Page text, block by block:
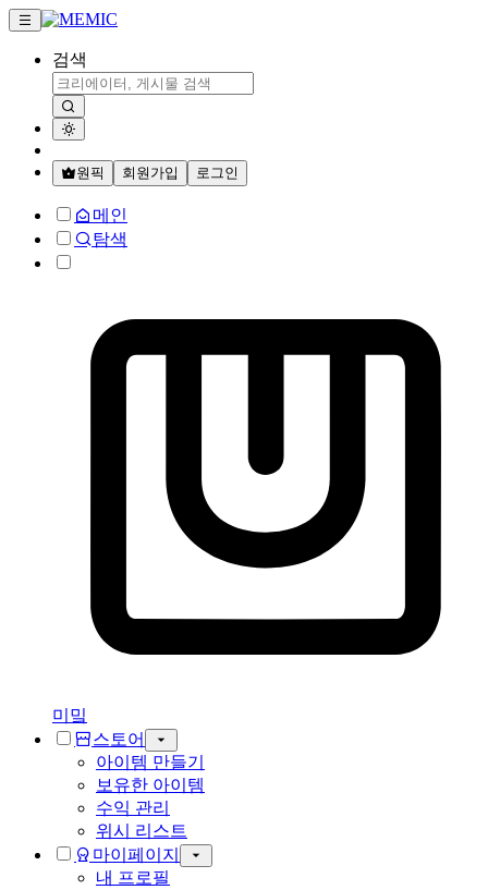
검색
원픽 회원가입 로그인
메인
탐색
미밐
스토어
아이템 만들기
보유한 아이템
수익 관리
위시 리스트
마이페이지
내 프로필